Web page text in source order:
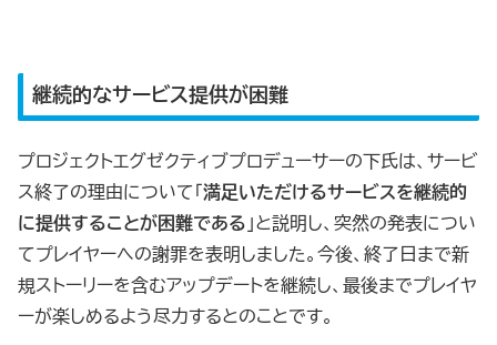
継続的なサービス提供が困難
プロジェクトエグゼクティブプロデューサーの下氏は、サービ
ス終了の理由について「 満足いただけるサービスを継続的
に提供することが困難である 」と説明し、突然の発表につい
てプレイヤーへの謝罪を表明しました。今後、終了日まで新
規ストーリーを含むアップデートを継続し、最後までプレイヤ
ーが楽しめるよう尽力するとのことです。